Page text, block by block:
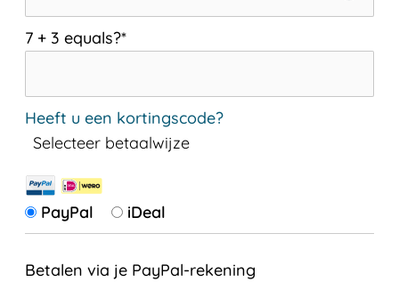
7 + 3 equals?*
Heeft u een kortingscode?
Selecteer betaalwijze
PayPal iDeal
Betalen via je PayPal-rekening